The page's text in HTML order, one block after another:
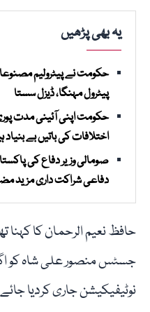
یہ بھی پڑھیں
حکومت نے پیٹرولیم
پیٹرول مہنگا، ڈیزل سستا
حکومت اپنی آئینی مدت
اختلافات کی باتیں بے
صومالی وزیر دفاع کی
دفاعی شراکت داری مزید
حافظ نعیم الرحمان کا کہنا
جسٹس منصور علی شاہ کو
نوٹیفیکیشن جاری کردیا